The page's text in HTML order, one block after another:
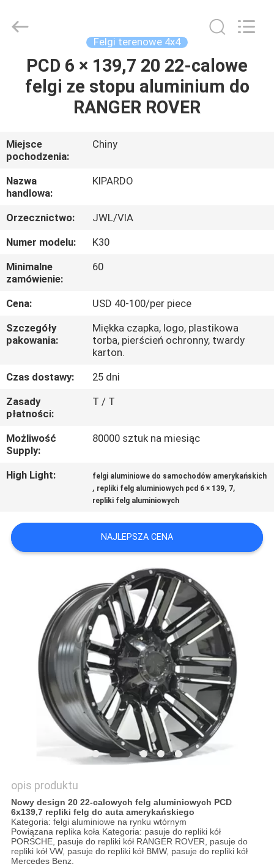
DOM
PRODUKTY
O
NAS
WYCIECZKA
PO
FABRYCE
KONTROLA
JAKOŚCI
SKONTAKTUJ
Z
NAMI
POPROSIĆ
O
WYCENĘ
SITEMAP
Industry
Co.,Ltd.
Felgi terenowe 4x4
PCD 6 × 139,7 20 22-calowe
felgi ze stopu aluminium do
RANGER ROVER
Miejsce
pochodzenia:
Chiny
Nazwa
handlowa:
KIPARDO
Orzecznictwo:
JWL/VIA
Numer modelu:
K30
Minimalne
zamówienie:
60
Cena:
USD 40-100/per piece
Szczegóły
pakowania:
Miękka czapka, logo, plastikowa
torba, pierścień ochronny, twardy
karton.
Czas dostawy:
25 dni
Zasady
płatności:
T / T
Możliwość
Supply:
80000 sztuk na miesiąc
High Light: felgi aluminiowe do samochodów amerykańskich
, repliki felg aluminiowych pcd 6 × 139, 7,
repliki felg aluminiowych
NAJLEPSZA CENA
opis produktu
Nowy design 20 22-calowych felg aluminiowych PCD
6x139,7 repliki felg do auta amerykańskiego
Kategoria: felgi aluminiowe na rynku wtórnym
Powiązana replika koła Kategoria: pasuje do repliki kół
PORSCHE, pasuje do repliki kół RANGER ROVER, pasuje do
repliki kół VW, pasuje do repliki kół BMW, pasuje do repliki kół
Mercedes Benz.